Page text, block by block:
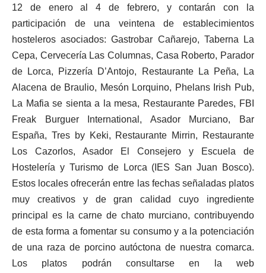
12 de enero al 4 de febrero, y contarán con la
participación de una veintena de establecimientos
hosteleros asociados:Gastrobar Cañarejo, Taberna La
Cepa, Cervecería Las Columnas, Casa Roberto, Parador
de Lorca, Pizzería D’Antojo, Restaurante La Peña, La
Alacena de Braulio, Mesón Lorquino, Phelans Irish Pub,
La Mafia se sienta a la mesa, Restaurante Paredes, FBI
Freak Burguer International, Asador Murciano, Bar
España, Tres by Keki, Restaurante Mirrin, Restaurante
Los Cazorlos, Asador El Consejero y Escuela de
Hostelería y Turismo de Lorca (IES San Juan Bosco).
Estos locales ofrecerán entre las fechas señaladas platos
muy creativos y de gran calidad cuyo ingrediente
principal es la carne de chato murciano, contribuyendo
de esta forma a fomentar su consumo y a la potenciación
de una raza de porcino autóctona de nuestra comarca.
Los platos podrán consultarse en la web